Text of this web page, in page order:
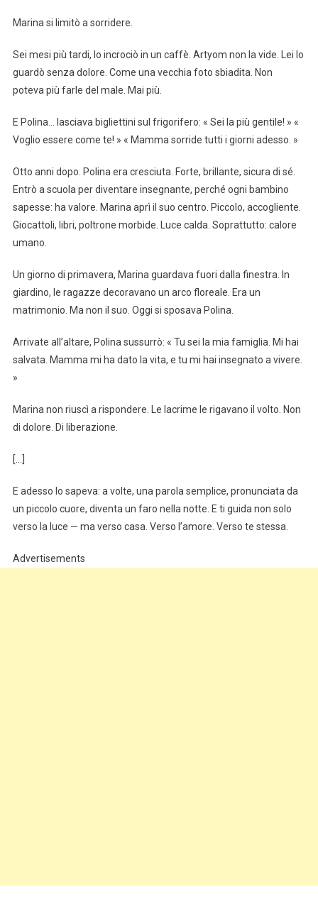
Marina si limitò a sorridere.
Sei mesi più tardi, lo incrociò in un caffè. Artyom non la vide. Lei lo
guardò senza dolore. Come una vecchia foto sbiadita. Non
poteva più farle del male. Mai più.
E Polina… lasciava bigliettini sul frigorifero: « Sei la più gentile! » «
Voglio essere come te! » « Mamma sorride tutti i giorni adesso. »
Otto anni dopo. Polina era cresciuta. Forte, brillante, sicura di sé.
Entrò a scuola per diventare insegnante, perché ogni bambino
sapesse: ha valore. Marina aprì il suo centro. Piccolo, accogliente.
Giocattoli, libri, poltrone morbide. Luce calda. Soprattutto: calore
umano.
Un giorno di primavera, Marina guardava fuori dalla finestra. In
giardino, le ragazze decoravano un arco floreale. Era un
matrimonio. Ma non il suo. Oggi si sposava Polina.
Arrivate all’altare, Polina sussurrò: « Tu sei la mia famiglia. Mi hai
salvata. Mamma mi ha dato la vita, e tu mi hai insegnato a vivere.
»
Marina non riuscì a rispondere. Le lacrime le rigavano il volto. Non
di dolore. Di liberazione.
[…]
E adesso lo sapeva: a volte, una parola semplice, pronunciata da
un piccolo cuore, diventa un faro nella notte. E ti guida non solo
verso la luce — ma verso casa. Verso l’amore. Verso te stessa.
Advertisements